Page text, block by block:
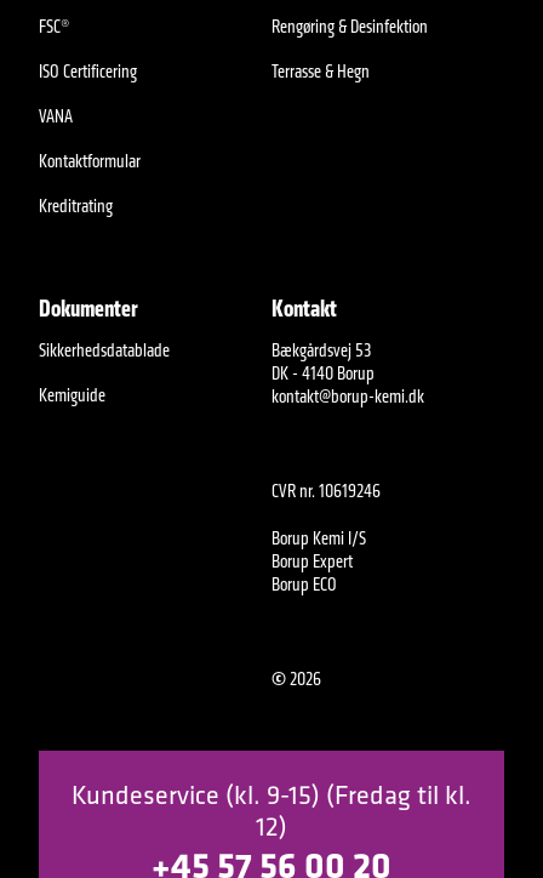
FSC®
ISO Certificering
VANA
Kontaktformular
Kreditrating
Rengøring & Desinfektion
Terrasse & Hegn
Dokumenter
Sikkerhedsdatablade
Kemiguide
Kontakt
Bækgårdsvej 53
DK - 4140 Borup
kontakt@borup-kemi.dk
CVR nr. 10619246
Borup Kemi I/S
Borup Expert
Borup ECO
©2026
Kundeservice (kl. 9-15) (Fredag til kl.
12)
+45 57 56 00 20